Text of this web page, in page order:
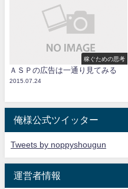
稼ぐための思考
ＡＳＰの広告は一通り見てみる
2015.07.24
俺様公式ツイッター
Tweets by noppyshougun
運営者情報